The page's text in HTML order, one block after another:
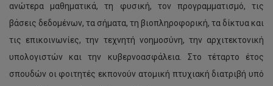
ανώτερα μαθηματικά, τη φυσική, τον προγραμματισμό, τις
βάσεις δεδομένων, τα σήματα, τη βιοπληροφορική, τα δίκτυα και
τις επικοινωνίες, την τεχνητή νοημοσύνη, την αρχιτεκτονική
υπολογιστών και την κυβερνοασφάλεια. Στο τέταρτο έτος
σπουδών οι φοιτητές εκπονούν ατομική πτυχιακή διατριβή υπό